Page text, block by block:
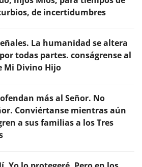
de incertidumbres
La humanidad se altera
todas partes. conságrense al
Mi Divino Hijo
más al Señor. No
Conviértanse mientras aún
a sus familias a los Tres